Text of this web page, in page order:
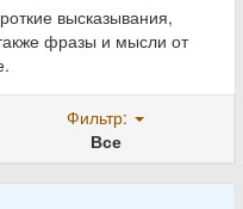
высказывания,
фразы и мысли от
Фильтр:
Все